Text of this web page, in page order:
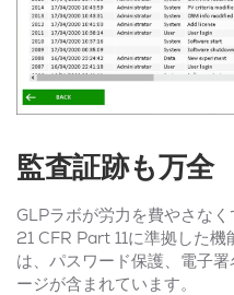
監査証跡も万全
GLPラボが労力を費やさな
21 CFR Part 11に準拠した
は、パスワード保護、電子
ージが含まれています。